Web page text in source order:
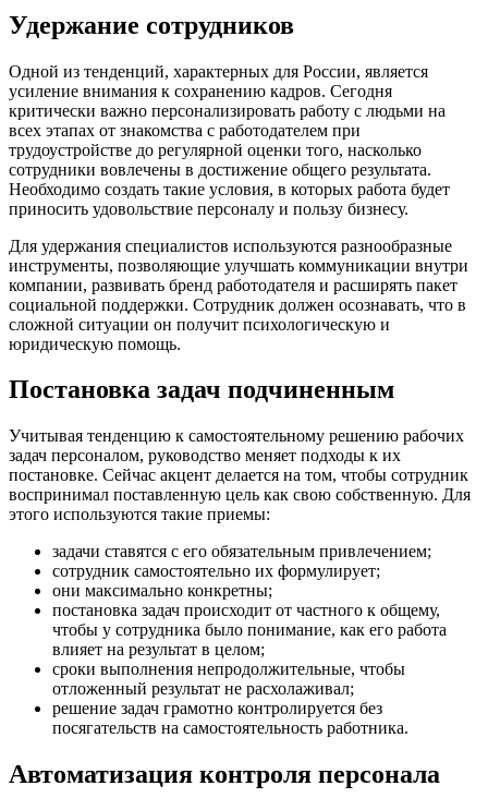
Удержание сотрудников
Одной из тенденций, характерных для России, является
усиление внимания к сохранению кадров. Сегодня
критически важно персонализировать работу с людьми на
всех этапах от знакомства с работодателем при
трудоустройстве до регулярной оценки того, насколько
сотрудники вовлечены в достижение общего результата.
Необходимо создать такие условия, в которых работа будет
приносить удовольствие персоналу и пользу бизнесу.
Для удержания специалистов используются разнообразные
инструменты, позволяющие улучшать коммуникации внутри
компании, развивать бренд работодателя и расширять пакет
социальной поддержки. Сотрудник должен осознавать, что в
сложной ситуации он получит психологическую и
юридическую помощь.
Постановка задач подчиненным
Учитывая тенденцию к самостоятельному решению рабочих
задач персоналом, руководство меняет подходы к их
постановке. Сейчас акцент делается на том, чтобы сотрудник
воспринимал поставленную цель как свою собственную. Для
этого используются такие приемы:
задачи ставятся с его обязательным привлечением;
сотрудник самостоятельно их формулирует;
они максимально конкретны;
постановка задач происходит от частного к общему,
чтобы у сотрудника было понимание, как его работа
влияет на результат в целом;
сроки выполнения непродолжительные, чтобы
отложенный результат не расхолаживал;
решение задач грамотно контролируется без
посягательств на самостоятельность работника.
Автоматизация контроля персонала